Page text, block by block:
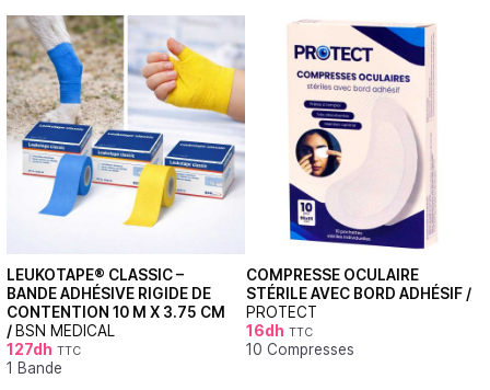
LEUKOTAPE® CLASSIC –
BANDE ADHÉSIVE RIGIDE DE
CONTENTION 10 M X 3.75 CM
/ BSN MEDICAL
127dh TTC
1 Bande
COMPRESSE OCULAIRE
STÉRILE AVEC BORD ADHÉSIF /
PROTECT
16dh TTC
10 Compresses